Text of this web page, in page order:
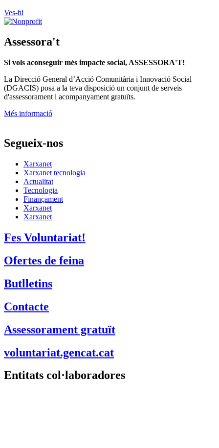
Ves-hi
Assessora't
Si vols aconseguir més impacte social, ASSESSORA'T!
La Direcció General d’Acció Comunitària i Innovació Social
(DGACIS) posa a la teva disposició un conjunt de serveis
d'assessorament i acompanyament gratuïts.
Més informació
Segueix-nos
Xarxanet
Xarxanet tecnologia
Actualitat
Tecnologia
Finançament
Xarxanet
Xarxanet
Fes Voluntariat!
Ofertes de feina
Butlletins
Contacte
Assessorament gratuït
voluntariat.gencat.cat
Entitats col·laboradores